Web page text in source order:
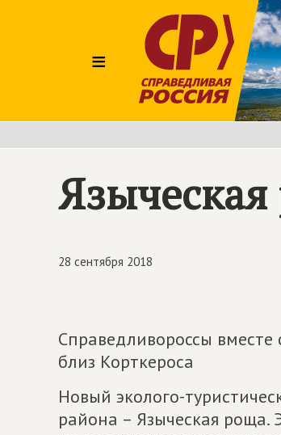
≡
28 сентября 2018
Справедливороссы
близ Корткероса
Новый эколого-
района – Языческая